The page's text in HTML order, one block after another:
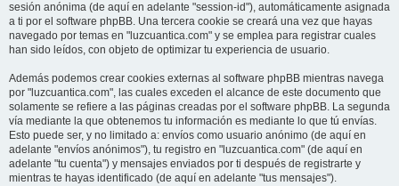
sesión anónima (de aquí en adelante "session-id"), automáticamente asignada
a ti por el software phpBB. Una tercera cookie se creará una vez que hayas
navegado por temas en "luzcuantica.com" y se emplea para registrar cuales
han sido leídos, con objeto de optimizar tu experiencia de usuario.
Además podemos crear cookies externas al software phpBB mientras navega
por "luzcuantica.com", las cuales exceden el alcance de este documento que
solamente se refiere a las páginas creadas por el software phpBB. La segunda
vía mediante la que obtenemos tu información es mediante lo que tú envías.
Esto puede ser, y no limitado a: envíos como usuario anónimo (de aquí en
adelante "envíos anónimos"), tu registro en "luzcuantica.com" (de aquí en
adelante "tu cuenta") y mensajes enviados por ti después de registrarte y
mientras te hayas identificado (de aquí en adelante "tus mensajes").